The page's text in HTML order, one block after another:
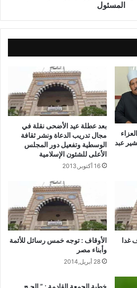
المسئول
عبد
بعد عطلة عيد الأضحى نقلة في
مجال تدريب الدعاة ونشر ثقافة
الوسطية وتفعيل دور المجلس
الأعلى للشئون الإسلامية
16 أكتوبر,2013
غدا
الأوقاف : توجه خمس رسائل للأئمة
وأبناء مصر
28 أبريل,2014